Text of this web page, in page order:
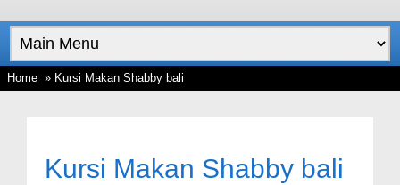
Home » Kursi Makan Shabby bali
Kursi Makan Shabby bali